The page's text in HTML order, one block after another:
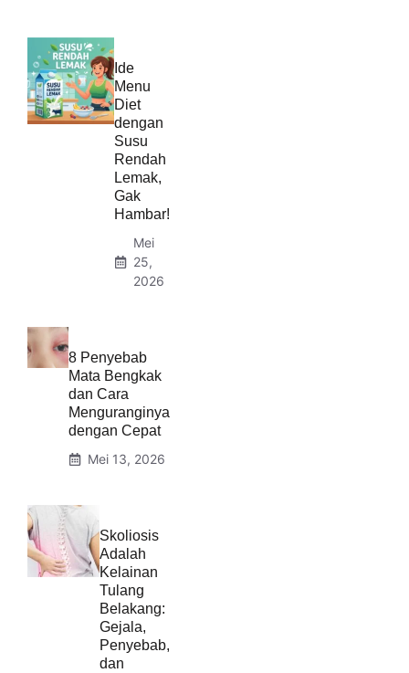
Ide
Menu
Diet
dengan
Susu
Rendah
Lemak,
Gak
Hambar!
Mei
25,
2026
8 Penyebab
Mata Bengkak
dan Cara
Menguranginya
dengan Cepat
Mei 13, 2026
Skoliosis
Adalah
Kelainan
Tulang
Belakang:
Gejala,
Penyebab,
dan